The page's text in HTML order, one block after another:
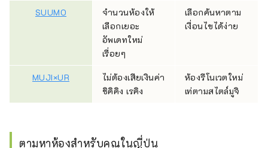
SUUMO
จำนวนห้องให้
เลือกเยอะ
อัพเดทใหม่
เรื่อยๆ
เลือกค้นหาตาม
เงื่อนไขได้ง่าย
MUJI×UR
ไม่ต้องเสียเงินค่า
ชิคิคิง เรคิง
ห้องรีโนเวตใหม่
เท่ตามสไตล์มูจิ
ตามหาห้องสำหรับคุณในญี่ปุ่น